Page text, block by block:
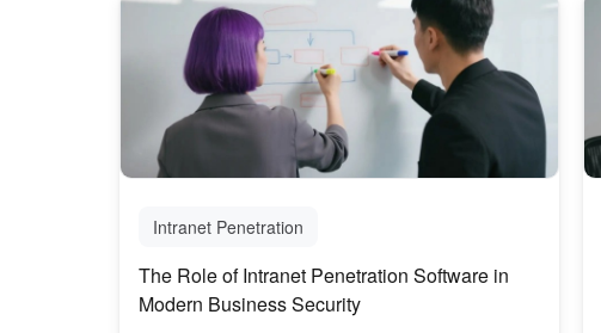
Intranet Penetration
The Role of Intranet Penetration Software in
Modern Business Security